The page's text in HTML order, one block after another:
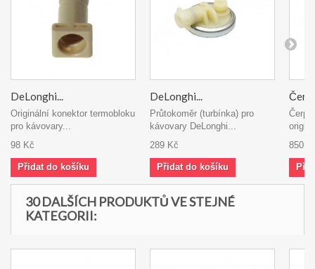
DeLonghi...
Originální konektor termobloku
pro kávovary...
98 Kč
Přidat do košíku
DeLonghi...
Průtokoměr (turbínka) pro
kávovary DeLonghi...
289 Kč
Přidat do košíku
850
30 DALŠÍCH PRODUKTŮ VE STEJNÉ
KATEGORII: